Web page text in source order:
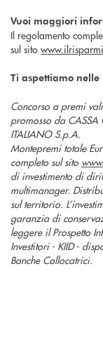
Vuoi maggiori
Il regolamento
sul sito
Ti aspettiamo
Concorso a premi
promosso da CASSA
ITALIANO S.p.A.
Montepremi totale
completo sul sito
di investimento di
multimanager.
sul territorio.
garanzia di
leggere il Prospetto
Investitori - KIID -
Banche Collocatrici.